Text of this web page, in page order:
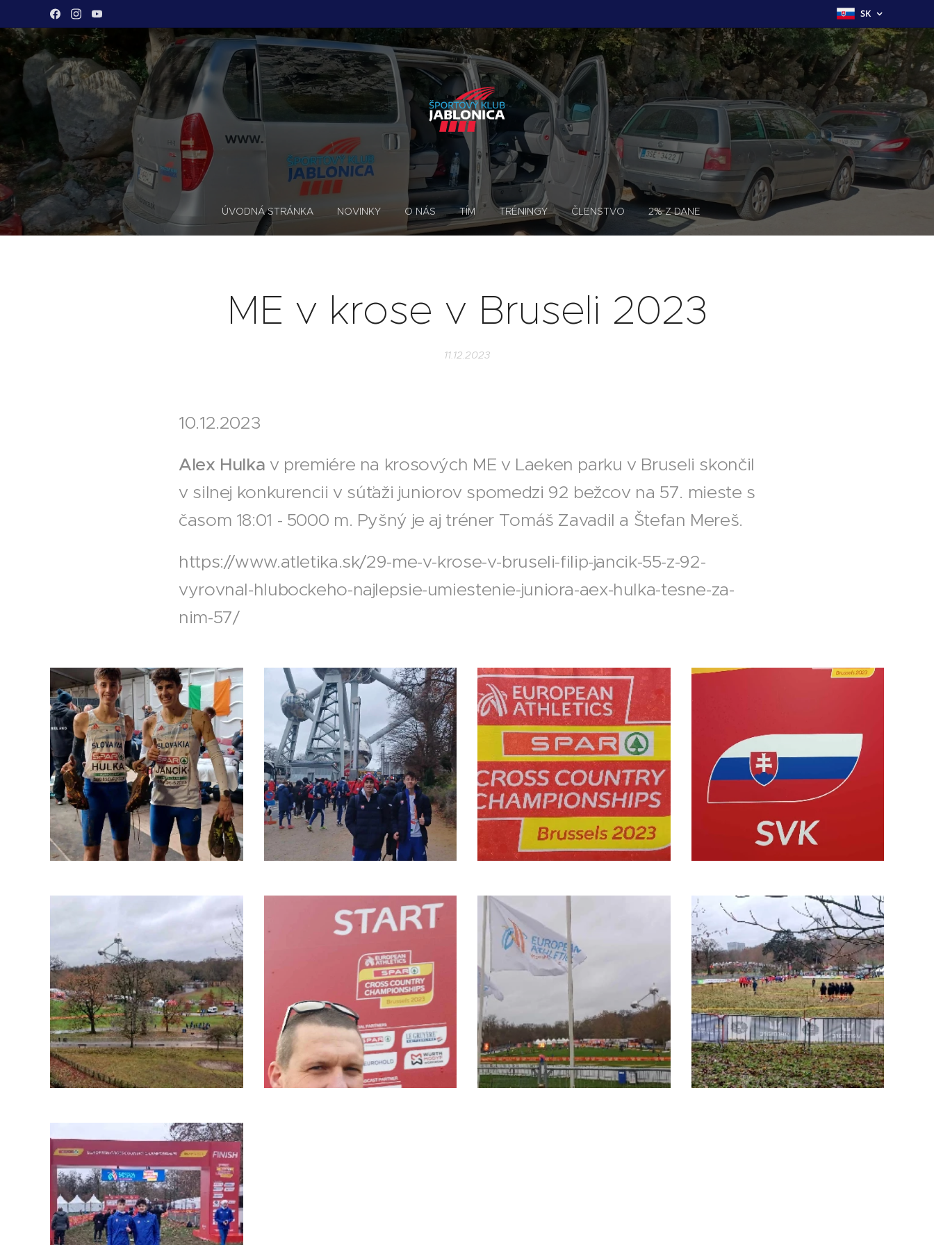
SK
ÚVODNÁ STRÁNKA NOVINKY O NÁS TÍM TRÉNINGY ČLENSTVO 2% Z DANE
ME v krose v Bruseli 2023
11.12.2023
10.12.2023
Alex Hulka v premiére na krosových ME v Laeken parku v Bruseli skončil
v silnej konkurencii v súťaži juniorov spomedzi 92 bežcov na 57. mieste s
časom 18:01 - 5000 m. Pyšný je aj tréner Tomáš Zavadil a Štefan Mereš.
https://www.atletika.sk/29-me-v-krose-v-bruseli-filip-jancik-55-z-92-
vyrovnal-hlubockeho-najlepsie-umiestenie-juniora-aex-hulka-tesne-za-
nim-57/